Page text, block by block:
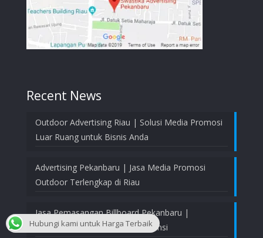
Recent News
Outdoor Advertising Riau | Solusi Media Promosi
Luar Ruang untuk Bisnis Anda
Advertising Pekanbaru | Jasa Media Promosi
Outdoor Terlengkap di Riau
Jasa Pemasangan Billboard Pekanbaru |
Profesional, Aman, dan Bergaransi
Hubungi kami untuk Harga Terbaik